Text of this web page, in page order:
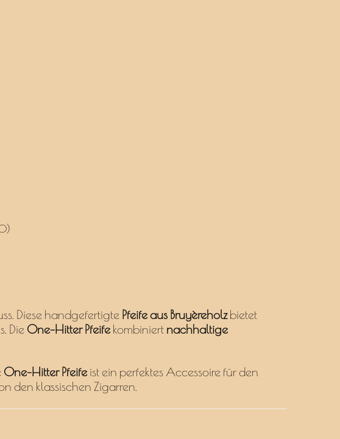
Diese handgefertigte Pfeife aus Bruyèreholzbietet
Die One-Hitter Pfeife kombiniert nachhaltige
One-Hitter Pfeife ist ein perfektes Accessoire für den
den klassischen Zigarren.